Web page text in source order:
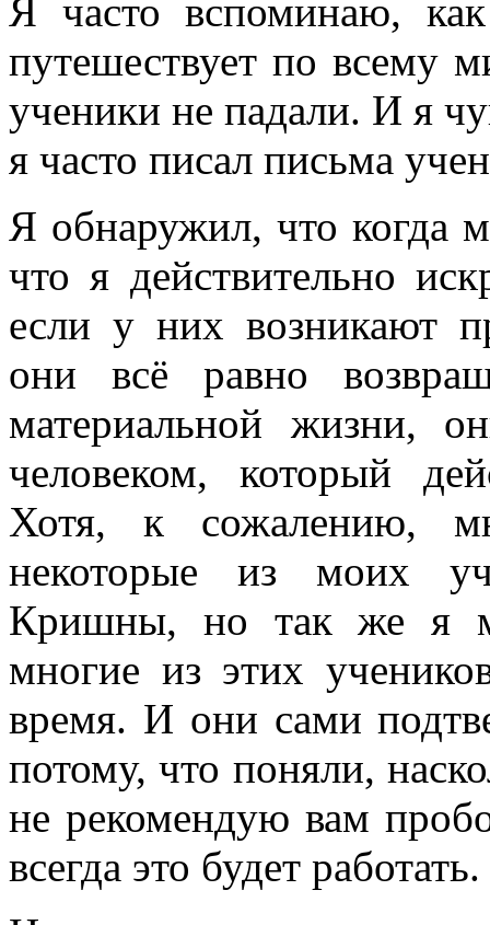
Я часто вспоминаю,
путешествует по всему
ученики не падали. И я
я часто писал письма
Я обнаружил, что когда
что я действительно
если у них возникают
они всё равно
материальной жизни,
человеком, который
Хотя, к сожалению,
некоторые из моих
Кришны, но так же я
многие из этих
время. И они сами
потому, что поняли,
не рекомендую вам
всегда это будет работать.